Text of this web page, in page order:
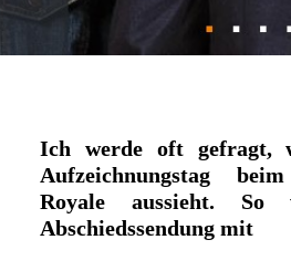
Ich werde oft gefragt,
Aufzeichnungstag
Royale aussieht.
Abschiedssendung mit